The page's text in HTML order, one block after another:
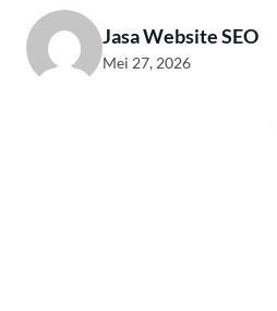
Jasa Website SEO
Mei 27, 2026